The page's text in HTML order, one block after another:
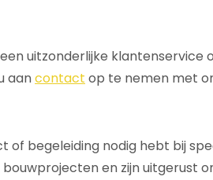
uitzonderlijke
aancontact op te nemen met
of begeleiding nodig hebt bij
en zijn uitgerust